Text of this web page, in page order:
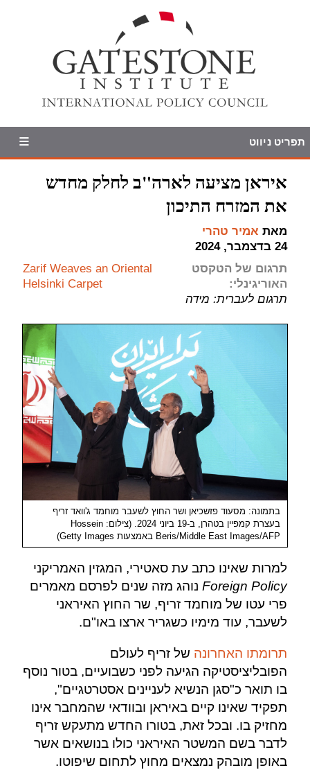
תפריט ניווט
איראן מציעה לארה"ב לחלק מחדש
את המזרח התיכון
מאת אמיר טהרי
24 בדצמבר, 2024
תרגום של הטקסט
האוריגינלי:
Zarif Weaves an Oriental
Helsinki Carpet
תרגום לעברית: מידה
בתמונה: מסעוד פזשכיאן ושר החוץ לשעבר מוחמד ג'וואד זריף
בעצרת קמפיין בטהרן, ב-19 ביוני 2024. (צילום: Hossein
Beris/Middle East Images/AFP באמצעות Getty Images)
למרות שאינו כתב עת סאטירי, המגזין האמריקני
Foreign Policy נוהג מזה שנים לפרסם מאמרים
פרי עטו של מוחמד זריף, שר החוץ האיראני
לשעבר, עוד מימיו כשגריר ארצו באו"ם.
תרומתו האחרונה של זריף לעולם
הפובליציסטיקה הגיעה לפני כשבועיים, בטור נוסף
בו תואר כ"סגן הנשיא לעניינים אסטרטגיים",
תפקיד שאינו קיים באיראן ובוודאי שהמחבר אינו
מחזיק בו. ובכל זאת, בטורו החדש מתעקש זריף
לדבר בשם המשטר האיראני כולו בנושאים אשר
באופן מובהק נמצאים מחוץ לתחום שיפוטו.